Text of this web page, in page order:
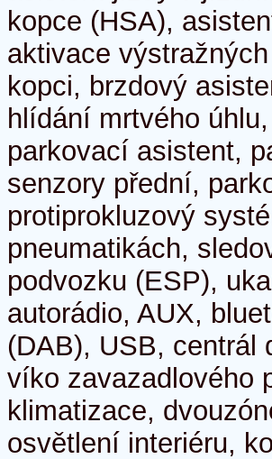
kopce (HSA),
aktivace
kopci, brzdový
hlídání mrtvého
parkovací asistent,
senzory přední,
protiprokluzový
pneumatikách,
podvozku (ESP),
autorádio, AUX,
(DAB), USB, centrál
víko zavazadlového
klimatizace,
osvětlení interiéru,